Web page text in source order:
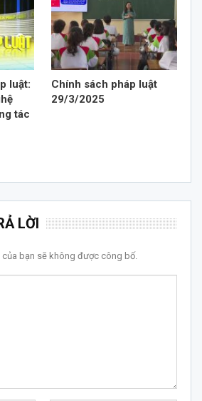
luật:
tác
Chính sách pháp luật
29/3/2025
LỜI
bạn sẽ không được công bố.